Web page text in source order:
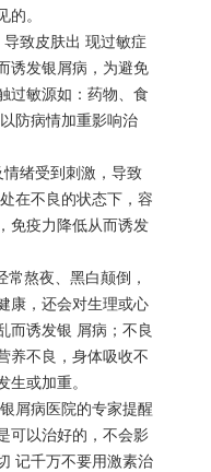
的。
致皮肤出 现过敏症
诱发银屑病，为避免
过敏源如：药物、食
防病情加重影响治
绪受到刺激，导致
在不良的状态下，容
免疫力降低从而诱发
熬夜、黑白颠倒，
康，还会对生理或心
而诱发银 屑病；不良
养不良，身体吸收不
生或加重。
屑病医院的专家提醒
可以治好的，不会影
记千万不要用激素治